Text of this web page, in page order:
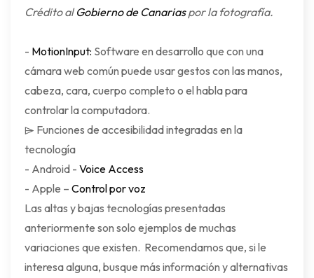
Crédito al Gobierno de Canariaspor la fotografía.
- MotionInput: Software en desarrollo que con una
cámara web común puede usar gestos con las manos,
cabeza, cara, cuerpo completo o el habla para
controlar la computadora.
⌲ Funciones de accesibilidad integradas en la
tecnología
- Android - Voice Access
- Apple – Control por voz
Las altas y bajas tecnologías presentadas
anteriormente son solo ejemplos de muchas
variaciones que existen. Recomendamos que, si le
interesa alguna, busque más información y alternativas